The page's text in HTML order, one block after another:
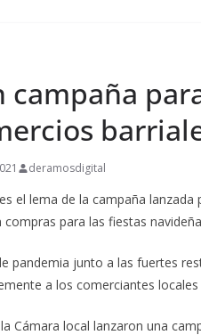
campaña
deramosdigital
el lema de la campaña
compras para las fiestas
pandemia junto a las fuertes
a los comerciantes
Cámara local lanzaron una